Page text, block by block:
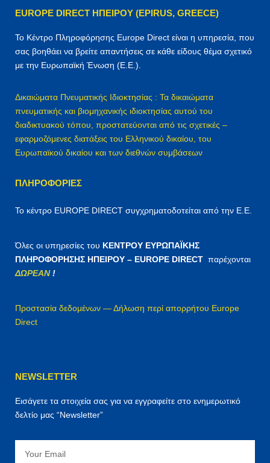
EUROPE DIRECT ΗΠΕΙΡΟΥ (EPIRUS, GREECE)
Το Κέντρο Πληροφόρησης Europe Direct είναι η υπηρεσία, που
σας βοηθάει να βρείτε απαντήσεις σε κάθε είδους θέμα σχετικό
με την Ευρωπαϊκή Ένωση (Ε.Ε.).
Δικαιώματα Πνευματικής Ιδιοκτησίας : Τα δικαιώματα
πνευματικής και βιομηχανικής ιδιοκτησίας αυτού του
διαδικτυακού τόπου, προστατεύονται από τις σχετικές –
εφαρμοζόμενες διατάξεις του Ελληνικού δικαίου, του
Ευρωπαϊκού δικαίου και των διεθνών συμβάσεων
ΠΛΗΡΟΦΟΡΊΕΣ
Το κέντρο EUROPE DIRECT συγχρηματοδοτείται από την Ε.Ε.
Όλες οι υπηρεσίες του ΚΕΝΤΡΟΥ ΕΥΡΩΠΑΪΚΗΣ
ΠΛΗΡΟΦΟΡΗΣΗΣ ΗΠΕΙΡΟΥ – EUROPE DIRECT παρέχονται
ΔΩΡΕΑΝ!
Προστασία δεδομένων — Δήλωση περί απορρήτου Europe
Direct
NEWSLETTER
Εισάγετε τα στοιχεία σας για να εγγραφείτε στο ενημερωτικό
δελτίο μας “Newsletter”